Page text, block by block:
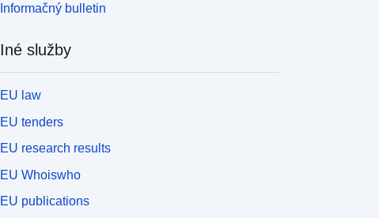
Informačný bulletin
Iné služby
EU law
EU tenders
EU research results
EU Whoiswho
EU publications